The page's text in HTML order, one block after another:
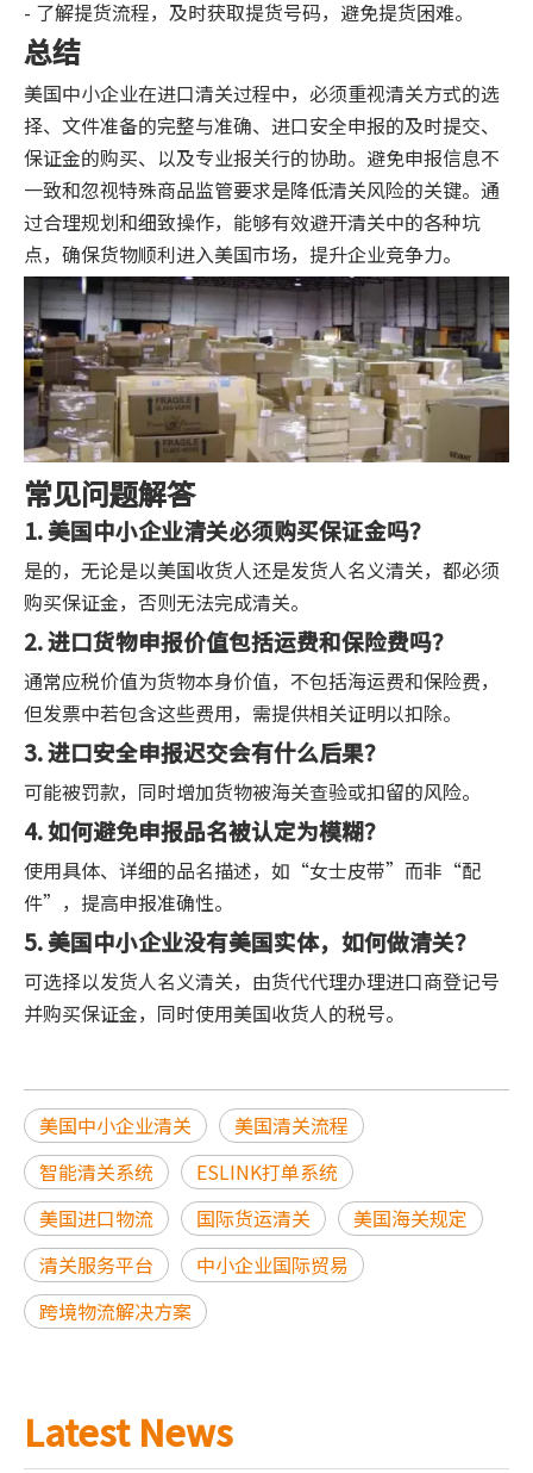
- 了解提货流程，及时获取提货号码，避免提货困难。
总结
美国中小企业在进口清关过程中，必须重视清关方式的选
择、文件准备的完整与准确、进口安全申报的及时提交、
保证金的购买、以及专业报关行的协助。避免申报信息不
一致和忽视特殊商品监管要求是降低清关风险的关键。通
过合理规划和细致操作，能够有效避开清关中的各种坑
点，确保货物顺利进入美国市场，提升企业竞争力。
常见问题解答
1. 美国中小企业清关必须购买保证金吗？
是的，无论是以美国收货人还是发货人名义清关，都必须
购买保证金，否则无法完成清关。
2. 进口货物申报价值包括运费和保险费吗？
通常应税价值为货物本身价值，不包括海运费和保险费，
但发票中若包含这些费用，需提供相关证明以扣除。
3. 进口安全申报迟交会有什么后果？
可能被罚款，同时增加货物被海关查验或扣留的风险。
4. 如何避免申报品名被认定为模糊？
使用具体、详细的品名描述，如“女士皮带”而非“配
件”，提高申报准确性。
5. 美国中小企业没有美国实体，如何做清关？
可选择以发货人名义清关，由货代代理办理进口商登记号
并购买保证金，同时使用美国收货人的税号。
美国中小企业清关
美国清关流程
智能清关系统
ESLINK打单系统
美国进口物流
国际货运清关
美国海关规定
清关服务平台
中小企业国际贸易
跨境物流解决方案
Latest News